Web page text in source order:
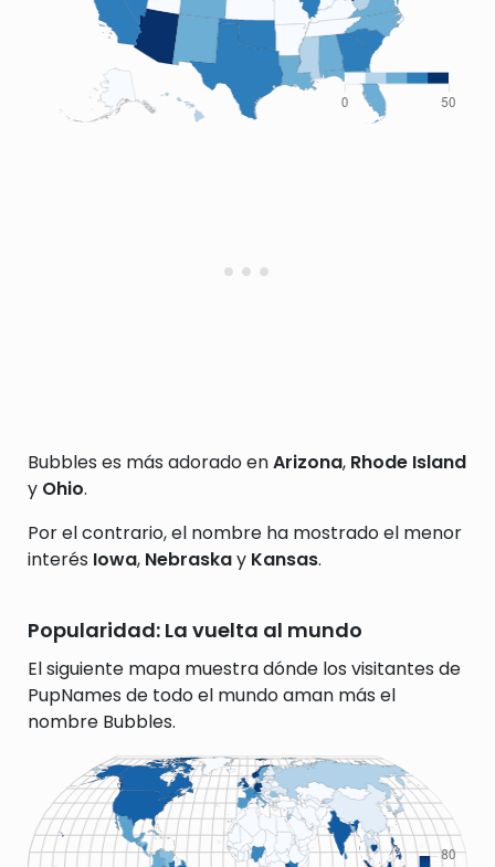
Bubbles es más adorado enArizona, Rhode Island
y Ohio.
Por el contrario, el nombre ha mostrado el menor
interés Iowa, Nebraskay Kansas.
Popularidad: La vuelta al mundo
El siguiente mapa muestra dónde los visitantes de
PupNames de todo el mundo aman más el
nombre Bubbles.